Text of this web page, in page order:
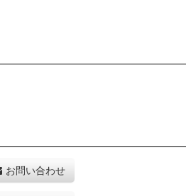
お問い合わせ